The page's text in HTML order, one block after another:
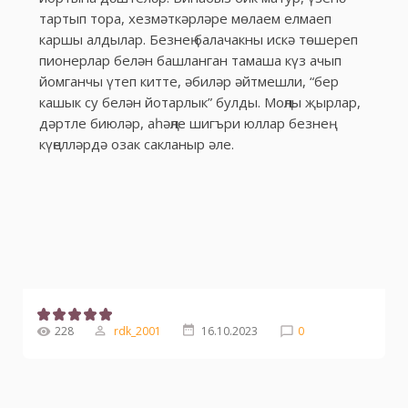
тартып тора, хезмәткәрләре мөлаем елмаеп
каршы алдылар. Безнең балачакны искә төшереп
пионерлар белән башланган тамаша күз ачып
йомганчы үтеп китте, әбиләр әйтмешли, “бер
кашык су белән йотарлык” булды. Моңлы җырлар,
дәртле биюләр, аһәңле шигъри юллар безнең
күңелләрдә озак сакланыр әле.
228 rdk_2001 16.10.2023 0